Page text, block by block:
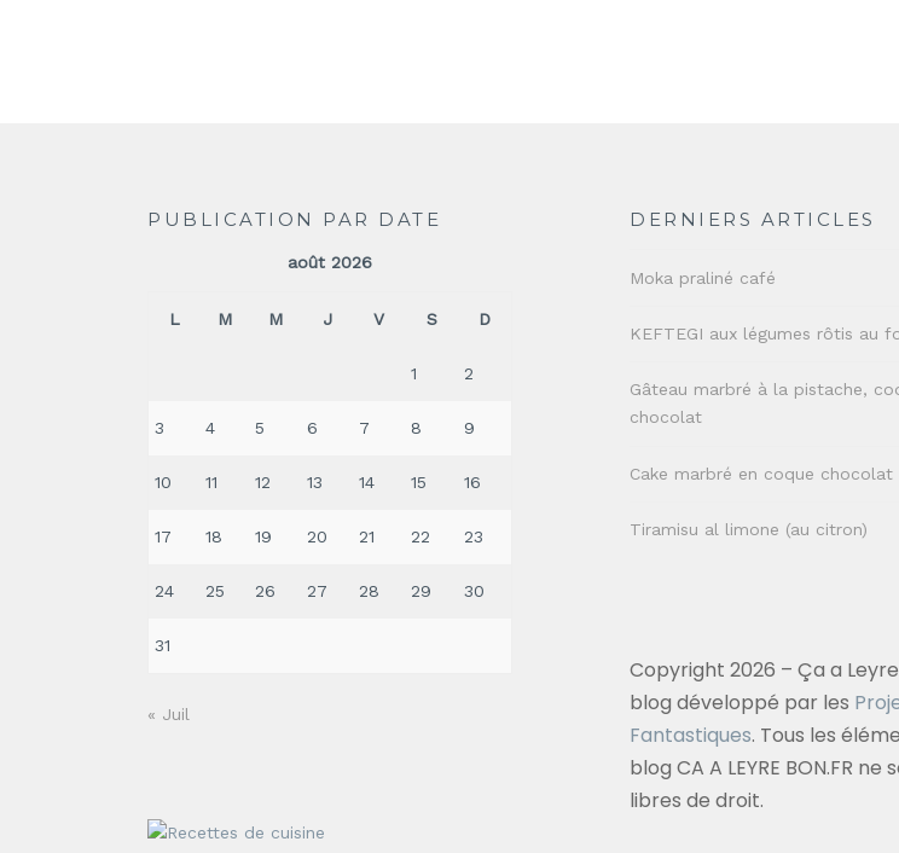
PUBLICATION PAR DATE
août 2026
L M M J V S D
1 2
3 4 5 6 7 8 9
10 11 12 13 14 15 16
17 18 19 20 21 22 23
24 25 26 27 28 29 30
31
« Juil
DERNIERS ARTICLES
Moka praliné café
KEFTEGI aux légumes rôtis au
Gâteau marbré à la pistache,
chocolat
Cake marbré en coque chocolat
Tiramisu al limone (au citron)
Copyright 2026 – Ça a
blog développé par les
Fantastiques. Tous les
blog CA A LEYRE BON.FR ne
libres de droit.